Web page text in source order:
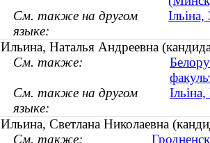
См. также на другом
языке:
Ильина, Наталья Андреевна
См. также:
См. также на другом
языке:
Ильина, Светлана Николаевна
См. также: